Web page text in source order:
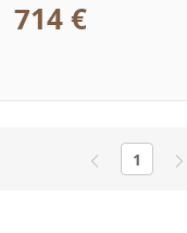
714 €
1